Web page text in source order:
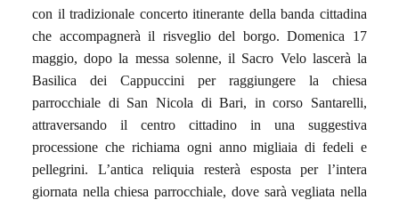
con il tradizionale concerto itinerante della banda cittadina
che accompagnerà il risveglio del borgo. Domenica 17
maggio, dopo la messa solenne, il Sacro Velo lascerà la
Basilica dei Cappuccini per raggiungere la chiesa
parrocchiale di San Nicola di Bari, in corso Santarelli,
attraversando il centro cittadino in una suggestiva
processione che richiama ogni anno migliaia di fedeli e
pellegrini. L’antica reliquia resterà esposta per l’intera
giornata nella chiesa parrocchiale, dove sarà vegliata nella